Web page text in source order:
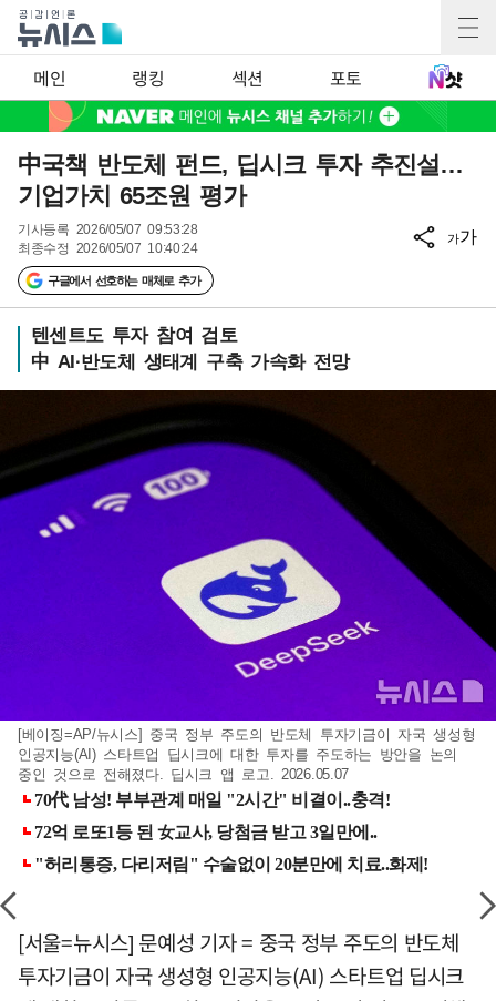
메인 랭킹 섹션 포토
中국책 반도체 펀드, 딥시크 투자 추진설…
기업가치 65조원 평가
기사등록 2026/05/07 09:53:28
최종수정 2026/05/07 10:40:24
구글에서 선호하는 매체로 추가
가가
텐센트도 투자 참여 검토
中 AI·반도체 생태계 구축 가속화 전망
[베이징=AP/뉴시스] 중국 정부 주도의 반도체 투자기금이 자국 생성형
인공지능(AI) 스타트업 딥시크에 대한 투자를 주도하는 방안을 논의
중인 것으로 전해졌다. 딥시크 앱 로고. 2026.05.07
[서울=뉴시스] 문예성 기자 = 중국 정부 주도의 반도체
투자기금이 자국 생성형 인공지능(AI) 스타트업 딥시크